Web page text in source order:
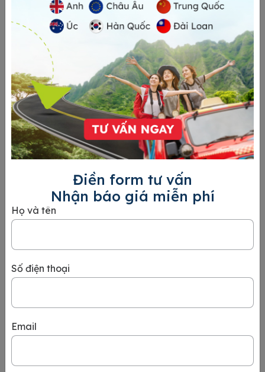
trường hợp đặc biệt, Cơ quan xét duyệt hồ sơ có thể
sẽ gọi điện trực tiếp để thẩm định hồ sơ.
Liên hệ 24HVISA
Tel
19002044
093.800.4137
Mail
info@24hvisa.com
TƯ VẤN NGAY
0
Điền form tư vấn
Nhận báo giá miễn phí
Họ và tên
Số điện thoại
Email